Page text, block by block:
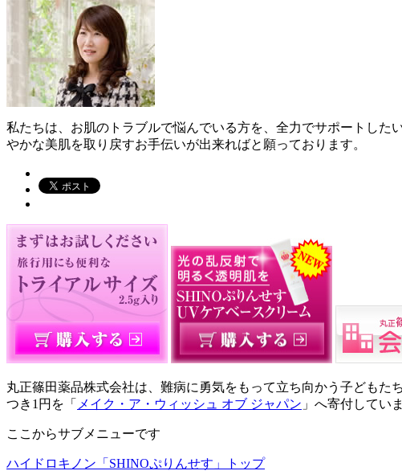
私たちは、お肌のトラブルで悩んでいる方を、全力でサポートし
やかな美肌を取り戻すお手伝いが出来ればと願っております。
丸正篠田薬品株式会社は、難病に勇気をもって立ち向かう子どもた
つき1円を「 メイク・ア・ウィッシュ オブ ジャパン 」へ寄付してい
ここからサブメニューです
ハイドロキノン「SHINOぷりんせす」トップ